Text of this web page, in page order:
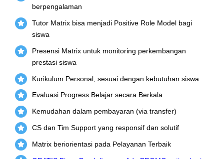
berpengalaman
Tutor Matrix bisa menjadi Positive Role Model bagi
siswa
Presensi Matrix untuk monitoring perkembangan
prestasi siswa
Kurikulum Personal, sesuai dengan kebutuhan siswa
Evaluasi Progress Belajar secara Berkala
Kemudahan dalam pembayaran (via transfer)
CS dan Tim Support yang responsif dan solutif
Matrix beriorientasi pada Pelayanan Terbaik